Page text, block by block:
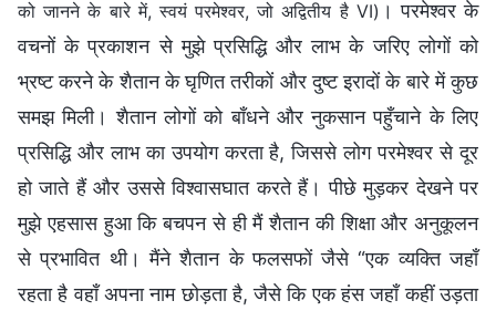
को जानने के बारे में, स्वयं परमेश्वर, जो अद्वितीय है VI) । परमेश्वर के
वचनों के प्रकाशन से मुझे प्रसिद्धि और लाभ के जरिए लोगों को
भ्रष्ट करने के शैतान के घृणित तरीकों और दुष्ट इरादों के बारे में कुछ
समझ मिली। शैतान लोगों को बाँधने और नुकसान पहुँचाने के लिए
प्रसिद्धि और लाभ का उपयोग करता है, जिससे लोग परमेश्वर से दूर
हो जाते हैं और उससे विश्वासघात करते हैं। पीछे मुड़कर देखने पर
मुझे एहसास हुआ कि बचपन से ही मैं शैतान की शिक्षा और अनुकूलन
से प्रभावित थी। मैंने शैतान के फलसफों जैसे “एक व्यक्‍ति जहाँ
रहता है वहाँ अपना नाम छोड़ता है, जैसे कि एक हंस जहाँ कहीं उड़ता